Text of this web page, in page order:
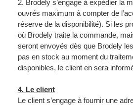
2. Brodely s’engage à expédier la
ouvrés maximum à compter de
réserve de la disponibilité). Si les
où Brodely traite la commande,
seront envoyés dès que Brodely
pas en stock au moment du
disponibles, le client en sera
4. Le client
Le client s’engage à fournir une